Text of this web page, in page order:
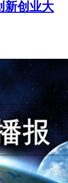
新创业大